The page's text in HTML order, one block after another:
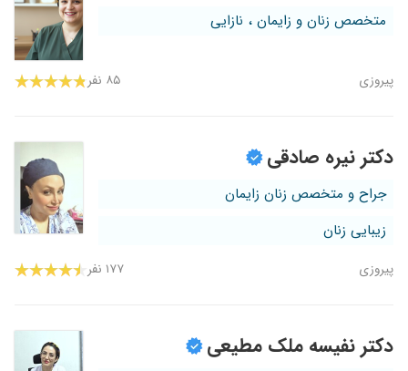
متخصص زنان و زایمان ، نازایی
پیروزی ۸۵ نفر
دکتر نیره صادقی
جراح و متخصص زنان زایمان
زیبایی زنان
پیروزی ۱۷۷ نفر
دکتر نفیسه ملک مطیعی